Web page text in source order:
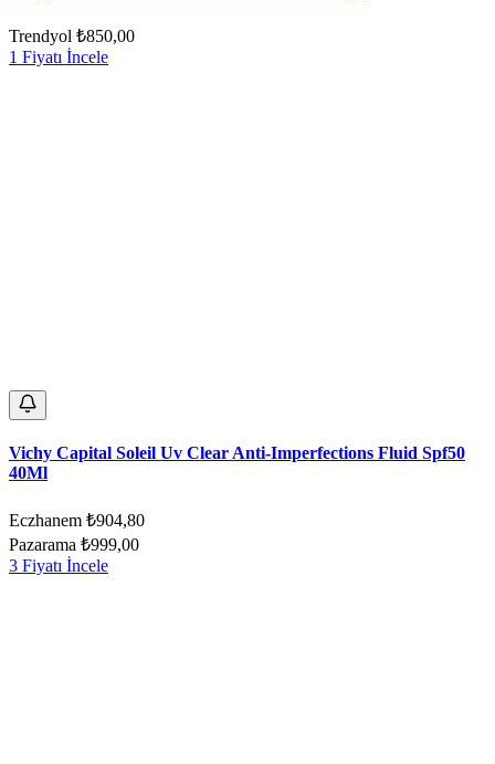
Trendyol ₺850,00
1 Fiyatı İncele
Vichy Capital Soleil Uv Clear Anti-Imperfections Fluid Spf50
40Ml
Eczhanem ₺904,80
Pazarama ₺999,00
3 Fiyatı İncele